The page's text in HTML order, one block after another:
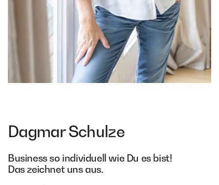
Dagmar Schulze
Business so individuell wie Du es bist!
Das zeichnet uns aus.